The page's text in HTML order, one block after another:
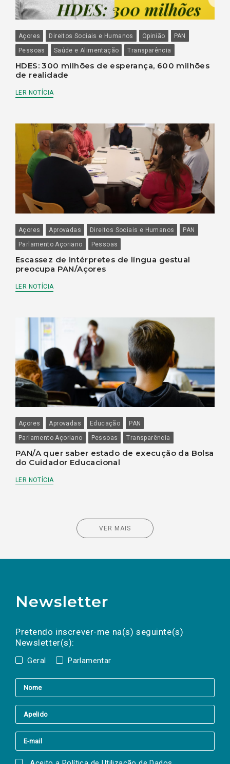
Açores Direitos Sociais e Humanos Opinião
PAN
Pessoas
Saúde e Alimentação Transparência
HDES: 300 milhões de esperança, 600 milhões
de realidade
LER NOTÍCIA
Açores Aprovadas Direitos Sociais e Humanos
PAN
Parlamento Açoriano
Pessoas
Escassez de intérpretes de língua gestual
preocupa PAN/Açores
LER NOTÍCIA
Açores Aprovadas Educação
PAN
Parlamento Açoriano
Pessoas Transparência
PAN/A quer saber estado de execução da Bolsa
do Cuidador Educacional
LER NOTÍCIA
VER MAIS
Newsletter
Pretendo inscrever-me na(s) seguinte(s)
Newsletter(s):
Geral Parlamentar
a(s) newsletter(s).
mail